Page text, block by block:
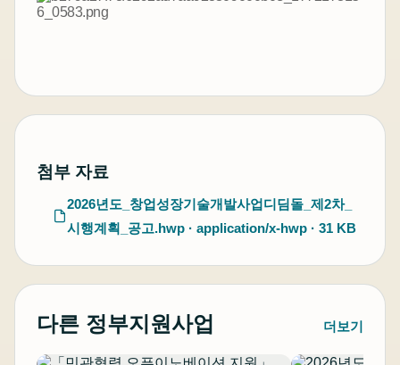
첨부 자료
2026년도_창업성장기술개발사업디딤돌_제2차_
시행계획_공고.hwp · application/x-hwp · 31 KB
다른 정부지원사업 더보기